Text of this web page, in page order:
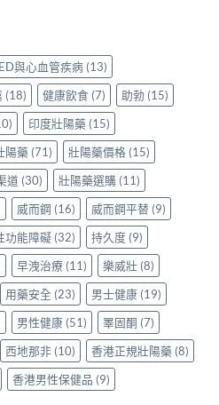
ED與心血管疾病 (13)
(18) 健康飲食 (7) 助勃 (15)
印度壯陽藥 (15)
陽藥 (71) 壯陽藥價格 (15)
道 (30) 壯陽藥選購 (11)
威而鋼 (16) 威而鋼平替 (9)
功能障礙 (32) 持久度 (9)
早洩治療 (11) 樂威壯 (8)
用藥安全 (23) 男士健康 (19)
男性健康 (51) 睪固酮 (7)
西地那非 (10) 香港正規壯陽藥 (8)
香港男性保健品 (9)